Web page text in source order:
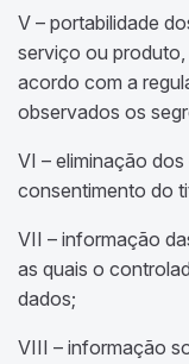
V – portabilidade
serviço ou
acordo com a
observados os
VI – eliminação
consentimento do
VII – informação
as quais o
dados;
VIII – informação